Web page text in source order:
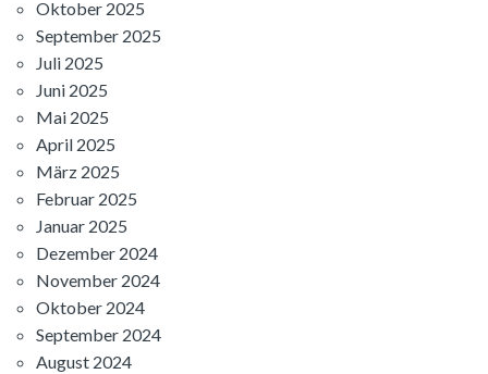
Oktober 2025
September 2025
Juli 2025
Juni 2025
Mai 2025
April 2025
März 2025
Februar 2025
Januar 2025
Dezember 2024
November 2024
Oktober 2024
September 2024
August 2024